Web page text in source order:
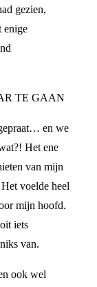
gezien,
enige
TE GAAN
en we
Het ene
van mijn
voelde heel
mijn hoofd.
iets
van.
ook wel